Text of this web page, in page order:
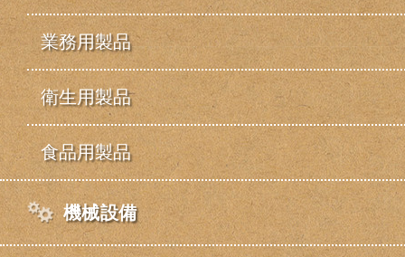
業務用製品
衛生用製品
食品用製品
機械設備